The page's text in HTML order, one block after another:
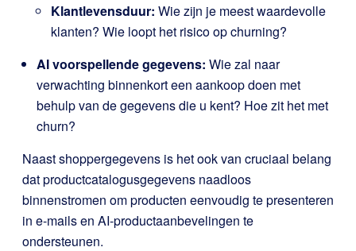
Klantlevensduur: Wie zijn je meest waardevolle
klanten? Wie loopt het risico op churning?
AI voorspellende gegevens: Wie zal naar
verwachting binnenkort een aankoop doen met
behulp van de gegevens die u kent? Hoe zit het met
churn?
Naast shoppergegevens is het ook van cruciaal belang
dat productcatalogusgegevens naadloos
binnenstromen om producten eenvoudig te presenteren
in e-mails en AI-productaanbevelingen te
ondersteunen.